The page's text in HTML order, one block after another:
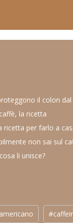
il colon
la ricetta
ricetta per farlo a
non sai sul
li unisce?